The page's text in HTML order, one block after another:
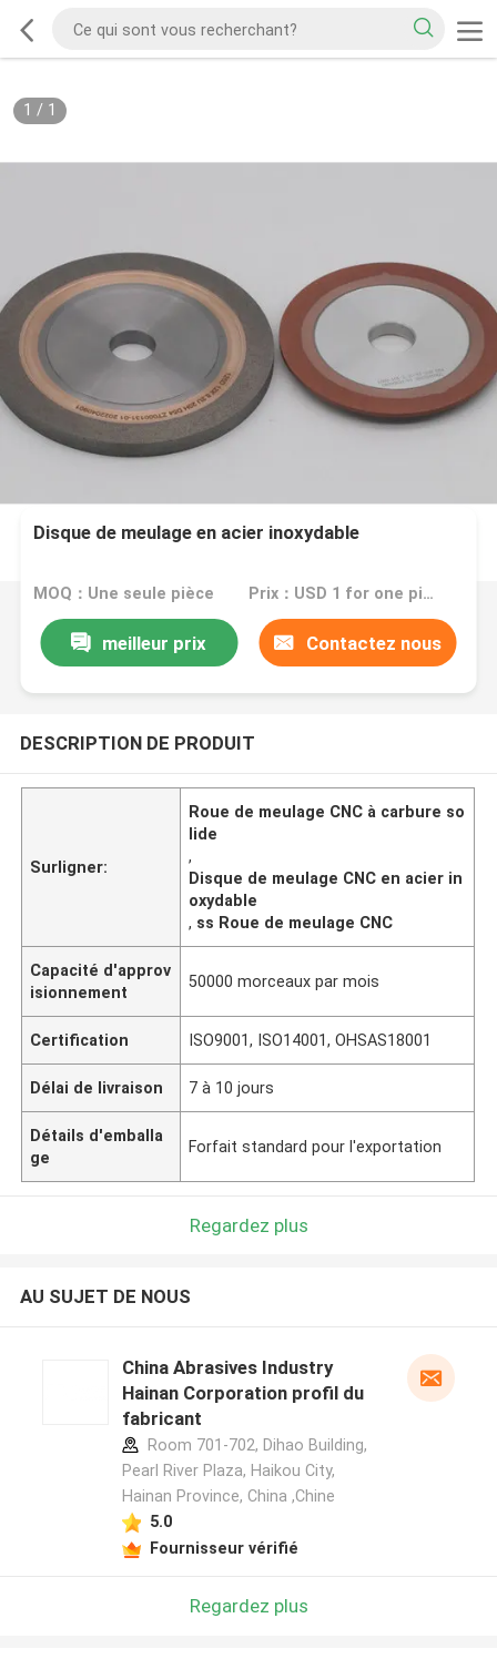
1 / 1
Disque de meulage en acier inoxydable
MOQ：Une seule pièce Prix：USD 1 for one piece
meilleur prix Contactez nous
DESCRIPTION DE PRODUIT
Surligner:
Roue de meulage CNC à carbure so
lide
,
Disque de meulage CNC en acier in
oxydable
, ss Roue de meulage CNC
Capacité d'approv
isionnement
50000 morceaux par mois
Certification ISO9001, ISO14001, OHSAS18001
Délai de livraison 7 à 10 jours
Détails d'emballa
ge
Forfait standard pour l'exportation
Regardez plus
AU SUJET DE NOUS
China Abrasives Industry
Hainan Corporation profil du
fabricant
Room 701-702, Dihao Building,
Pearl River Plaza, Haikou City,
Hainan Province, China ,Chine
5.0
Fournisseur vérifié
Regardez plus